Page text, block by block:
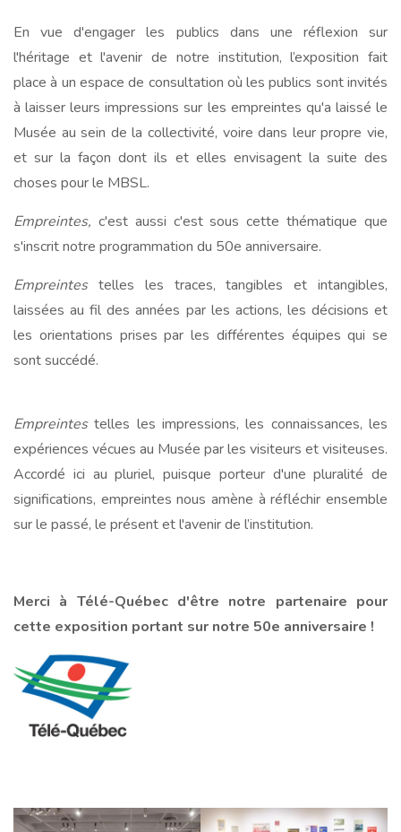
En vue d'engager les publics dans une réflexion sur
l'héritage et l'avenir de notre institution, l’exposition fait
place à un espace de consultation où les publics sont invités
à laisser leurs impressions sur les empreintes qu'a laissé le
Musée au sein de la collectivité, voire dans leur propre vie,
et sur la façon dont ils et elles envisagent la suite des
choses pour le MBSL.
Empreintes, c'est aussi c'est sous cette thématique que
s'inscrit notre programmation du 50e anniversaire.
Empreintestelles les traces, tangibles et intangibles,
laissées au fil des années par les actions, les décisions et
les orientations prises par les différentes équipes qui se
sont succédé.
Empreintestelles les impressions, les connaissances, les
expériences vécues au Musée par les visiteurs et visiteuses.
Accordé ici au pluriel, puisque porteur d'une pluralité de
significations, empreintes nous amène à réfléchir ensemble
sur le passé, le présent et l'avenir de l’institution.
Merci à Télé-Québec d'être notre partenaire pour
cette exposition portant sur notre 50e anniversaire !